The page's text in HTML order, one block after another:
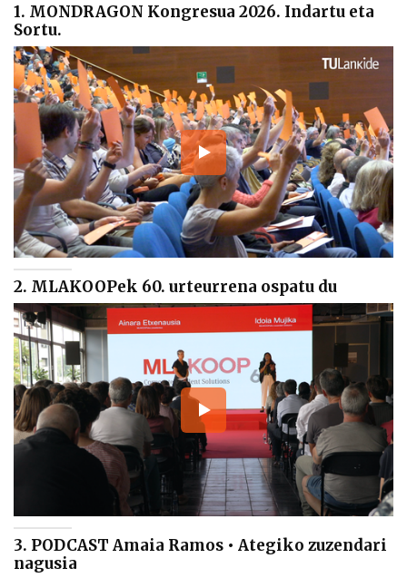
1. MONDRAGON Kongresua 2026. Indartu eta
Sortu.
2. MLAKOOPek 60. urteurrena ospatu du
3. PODCAST Amaia Ramos • Ategiko zuzendari
nagusia